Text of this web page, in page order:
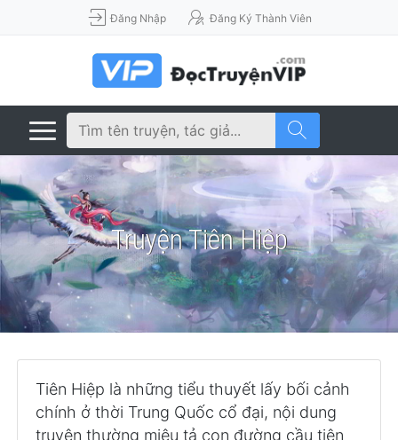
Đăng Nhập Đăng Ký Thành Viên
Truyện Tiên Hiệp
Tiên Hiệp là những tiểu thuyết lấy bối cảnh
chính ở thời Trung Quốc cổ đại, nội dung
truyện thường miêu tả con đường cầu tiên